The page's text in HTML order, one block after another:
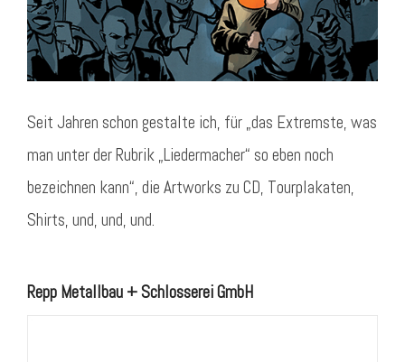
Seit Jahren schon gestalte ich, für „das Extremste, was
man unter der Rubrik „Liedermacher“ so eben noch
bezeichnen kann“, die Artworks zu CD, Tourplakaten,
Shirts, und, und, und.
Repp Metallbau + Schlosserei GmbH